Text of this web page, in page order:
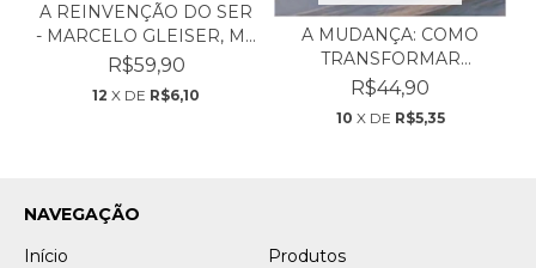
A REINVENÇÃO DO SER
- MARCELO GLEISER, M...
R$59,90
12 X DE R$6,10
A MUDANÇA: COMO
TRANSFORMAR
AMBIÇÃO EM S...
R$44,90
10 X DE R$5,35
NAVEGAÇÃO
Início
Produtos